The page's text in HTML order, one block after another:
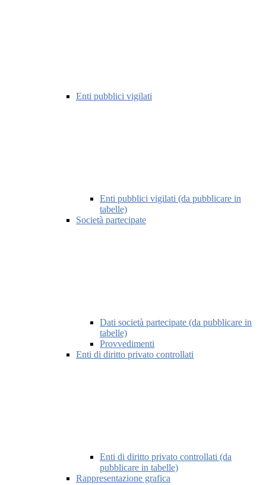
Enti pubblici vigilati
Enti pubblici vigilati (da pubblicare in
tabelle)
Società partecipate
Dati società partecipate (da pubblicare in
tabelle)
Provvedimenti
Enti di diritto privato controllati
Enti di diritto privato controllati (da
pubblicare in tabelle)
Rappresentazione grafica